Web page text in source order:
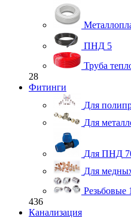
ПНД 5
Труба
28
Фитинги
Для
Для
Для ПНД
Для
Резьбовые
436
Канализация